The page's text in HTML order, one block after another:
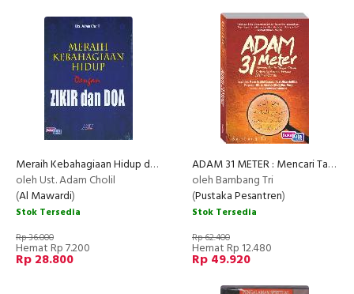
Meraih Kebahagiaan Hidup dengan Zikir dan Doa
oleh Ust. Adam Cholil
(Al Mawardi)
Stok Tersedia
Rp 36.000
Hemat Rp 7.200
Rp 28.800
ADAM 31 METER : Mencari Tanda Tangan Tuhan dan Ayat-Ayat Emas Evolusi dalam Al-Qur
oleh Bambang Tri
(Pustaka Pesantren)
Stok Tersedia
Rp 62.400
Hemat Rp 12.480
Rp 49.920